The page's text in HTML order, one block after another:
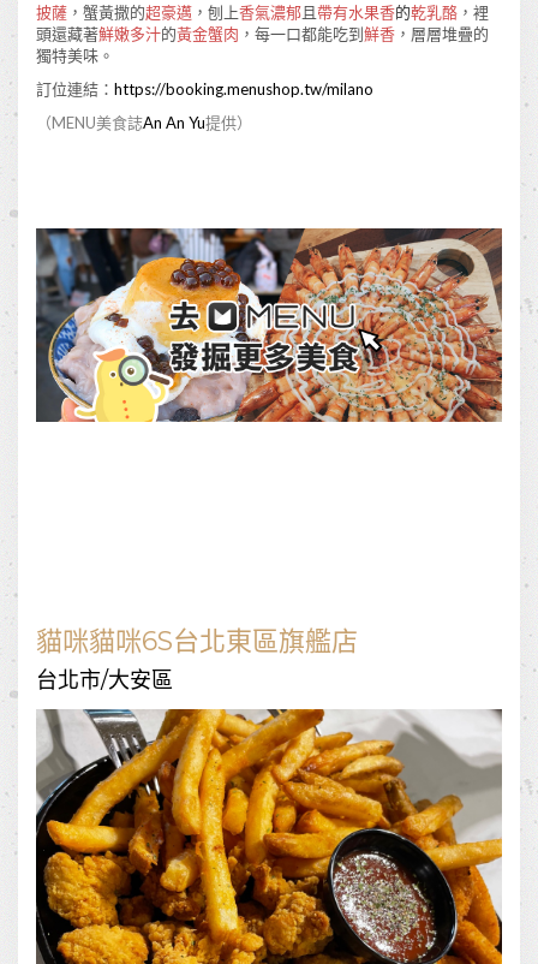
披薩 ，蟹黃撒的超豪邁 ，刨上香氣濃郁且帶有水果香的乾乳酪 ，裡
頭還藏著鮮嫩多汁的黃金蟹肉 ，每一口都能吃到鮮香 ，層層堆疊的
獨特美味。
訂位連結： https://booking.menushop.tw/milano
（MENU美食誌An An Yu提供）
貓咪貓咪6S台北東區旗艦店
台北市/大安區